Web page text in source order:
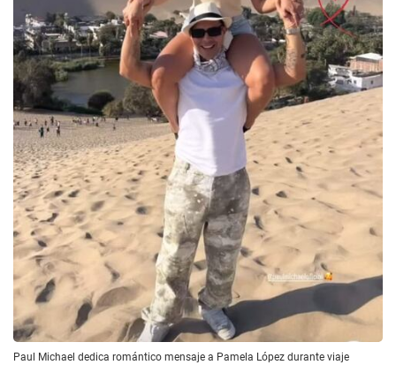
Paul Michael dedica romántico mensaje a Pamela López durante viaje